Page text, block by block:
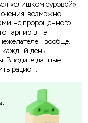
«слишком суровой»
возможно
не пророщенного
гарнир в не
вообще.
каждый день
Вводите данные
рацион.